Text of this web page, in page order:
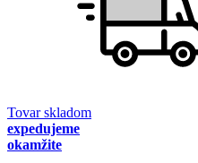
Tovar skladom
expedujeme
okamžite